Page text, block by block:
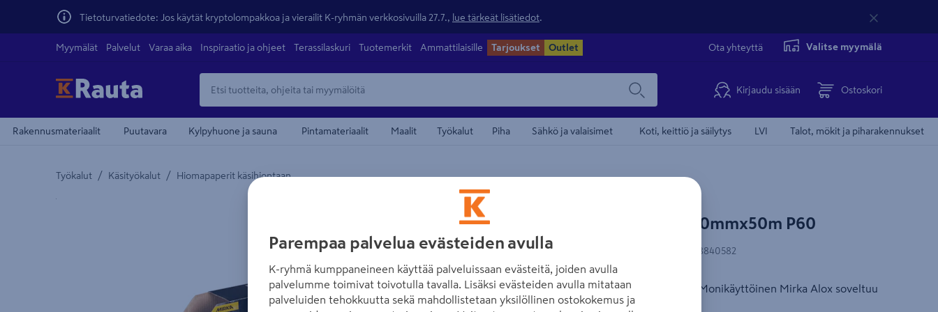
Tietoturvatiedote: Jos käytät kryptolompakkoa ja vierailit K-ryhmän verkkosivuilla 27.7., lue tärkeät lisätiedot
Myymälät Palvelut Varaa aika Inspiraatio ja ohjeet Terassilaskuri Tuotemerkit Ammattilaisille Tarjoukset Outlet Ota yhteyttä Valitse myymälä
Kirjaudu sisään Ostoskori
Rakennusmateriaalit Puutavara Kylpyhuone ja sauna Pintamateriaalit Maalit Työkalut Piha Sähkö ja valaisimet Koti, keittiö ja säilytys LVI Talot, mökit ja piharakennukset
Työkalut / Käsityökalut / Hiomapaperit käsihiontaan
Yksityiskohtainen kuvaus löytyy Tuotteen kuvaus -maamerkistä
Hiomakangas Mirka Alox 50mmx50m P60
Tuotenumero: 6416868840582
Kestävä ja joustava hiomakangas rullassa. Monikäyttöinen Mirka Alox soveltuu
puun ja metallien käsihiontaan.
Parempaa palvelua evästeiden avulla
K-ryhmä kumppaneineen käyttää palveluissaan evästeitä, joiden avulla
palvelumme toimivat toivotulla tavalla. Lisäksi evästeiden avulla mitataan
palveluiden tehokkuutta sekä mahdollistetaan yksilöllinen ostokokemus ja